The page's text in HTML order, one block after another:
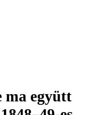
ma együtt